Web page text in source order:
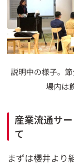
説明中の様子。
場内は
産業流通サ
て
まずは櫻井より